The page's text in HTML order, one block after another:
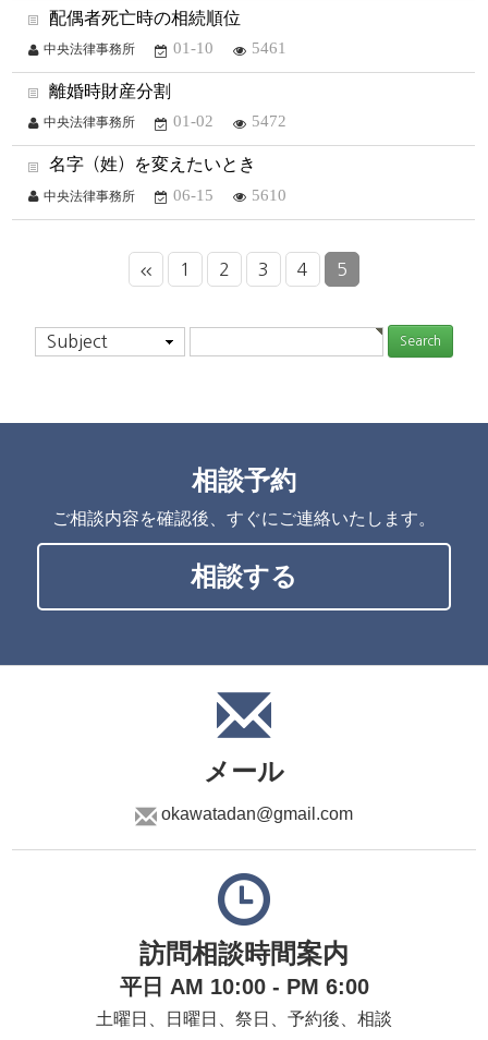
配偶者死亡時の相続順位
中央法律事務所 01-10 5461
離婚時財産分割
中央法律事務所 01-02 5472
名字（姓）を変えたいとき
中央法律事務所 06-15 5610
1 2 3 4 5
Subject
相談予約
ご相談内容を確認後、すぐにご連絡いたします。
相談する
メール
okawatadan@gmail.com
訪問相談時間案内
平日 AM 10:00 - PM 6:00
土曜日、日曜日、祭日、予約後、相談